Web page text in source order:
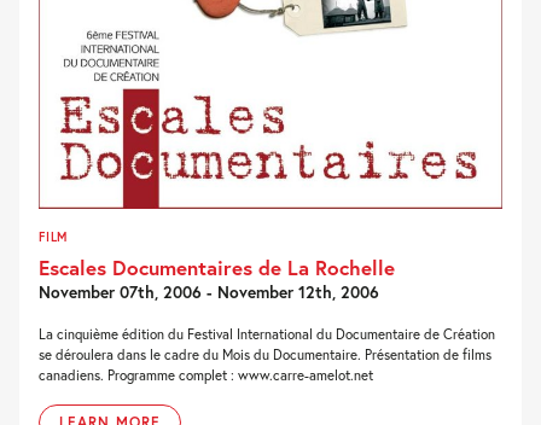
FILM
Escales Documentaires de La Rochelle
November 07th, 2006 - November 12th, 2006
La cinquième édition du Festival International du Documentaire de Création
se déroulera dans le cadre du Mois du Documentaire. Présentation de films
canadiens. Programme complet : www.carre-amelot.net